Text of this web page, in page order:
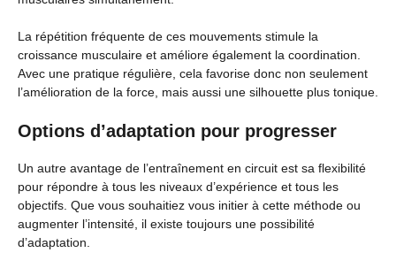
La répétition fréquente de ces mouvements stimule la
croissance musculaire et améliore également la coordination.
Avec une pratique régulière, cela favorise donc non seulement
l’amélioration de la force, mais aussi une silhouette plus tonique.
Options d’adaptation pour progresser
Un autre avantage de l’entraînement en circuit est sa flexibilité
pour répondre à tous les niveaux d’expérience et tous les
objectifs. Que vous souhaitiez vous initier à cette méthode ou
augmenter l’intensité, il existe toujours une possibilité
d’adaptation.